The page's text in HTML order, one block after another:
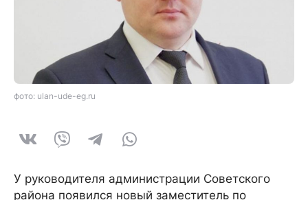
фото: ulan-ude-eg.ru
У руководителя администрации Советского
района появился новый заместитель по